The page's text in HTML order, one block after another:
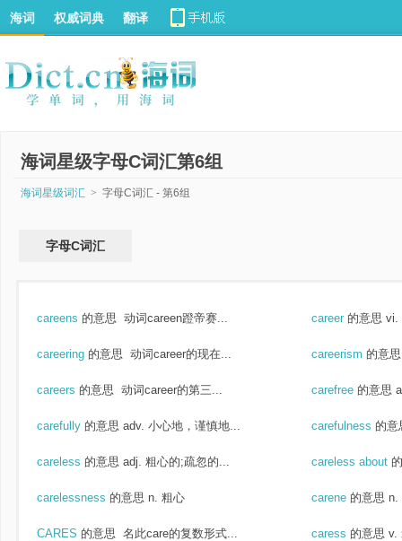
海词 权威词典 翻译
海词星级字母C词汇第6组
海词星级词汇 > 字母C词汇 - 第6组
字母C词汇
careens 的意思 动词careen蹬帝赛... career 的意思 vi.
careering 的意思 动词career的现在... careerism 的意思
careers 的意思 动词career的第三... carefree 的意思
carefully 的意思 adv. 小心地，谨慎地... carefulness 的意
careless 的意思 adj. 粗心的;疏忽的... careless about
carelessness 的意思 n. 粗心 carene 的意思 n.
CARES 的意思 名此care的复数形式... caress 的意思 v.